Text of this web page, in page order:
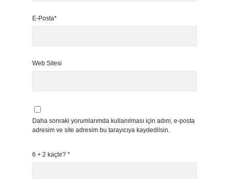
E-Posta*
Web Sitesi
Daha sonraki yorumlarımda kullanılması için adım, e-posta
adresim ve site adresim bu tarayıcıya kaydedilsin.
6 + 2 kaçtır? *